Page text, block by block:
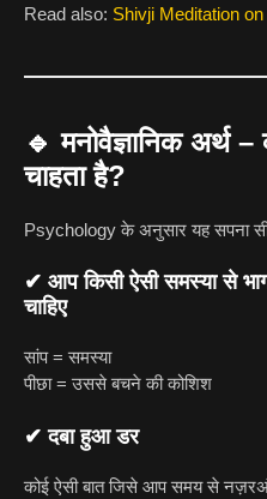
Read also: Shivji Meditation
🔹मनोवैज्ञानिक अर्थ
चाहता है?
Psychology के अनुसार यह सपना
✔ आप किसी ऐसी समस्या से
चाहिए
सांप = समस्या
पीछा = उससे बचने की कोशिश
✔ दबा हुआ डर
कोई ऐसी बात जिसे आप समय से